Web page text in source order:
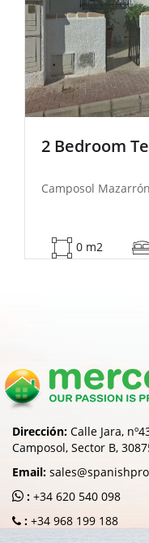
2
Camposol
53 m2
Dirección: Calle Jara,
Camposol, Sector B,
Email:
: +34 620 540 098
: +34 968 199 188